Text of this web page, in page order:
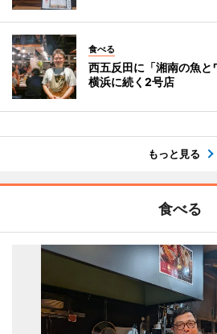
食べる
西五反田に「湘南の魚
横浜に続く2号店
もっと見る
食べる